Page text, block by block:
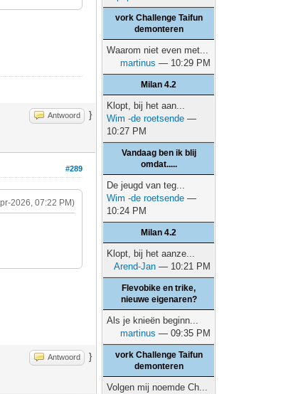
Antwoord }
#289
2026, 07:22 PM)
Antwoord }
vork Challenge Taifun
demonteren
Waarom niet even met...
martinus — 10:29 PM
Milan 4.2
Klopt, bij het aan...
Wim -de roetsende —
10:27 PM
Vandaag ben ik blij
omdat.....
De jeugd van teg...
Wim -de roetsende —
10:24 PM
Milan 4.2
Klopt, bij het aanze...
Arend-Jan — 10:21 PM
Flevobike en trike,
nieuwe eigenaren?
Als je knieën beginn...
martinus — 09:35 PM
vork Challenge Taifun
demonteren
Volgen mij noemde Ch...